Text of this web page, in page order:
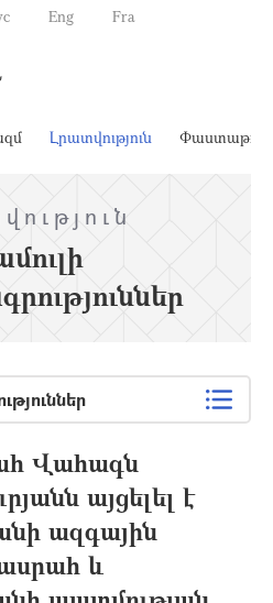
Eng Fra
Լրատվություն
Վահագն
այցելել է
ազգային
և